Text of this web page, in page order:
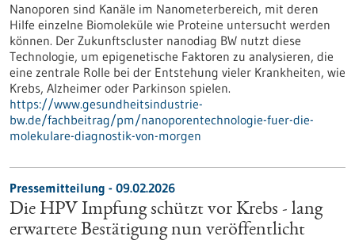
Nanoporen sind Kanäle im Nanometerbereich, mit deren
Hilfe einzelne Biomoleküle wie Proteine untersucht werden
können. Der Zukunftscluster nanodiag BW nutzt diese
Technologie, um epigenetische Faktoren zu analysieren, die
eine zentrale Rolle bei der Entstehung vieler Krankheiten, wie
Krebs, Alzheimer oder Parkinson spielen.
https://www.gesundheitsindustrie-
bw.de/fachbeitrag/pm/nanoporentechnologie-fuer-die-
molekulare-diagnostik-von-morgen
Pressemitteilung - 09.02.2026
Die HPV Impfung schützt vor Krebs - lang
erwartete Bestätigung nun veröffentlicht